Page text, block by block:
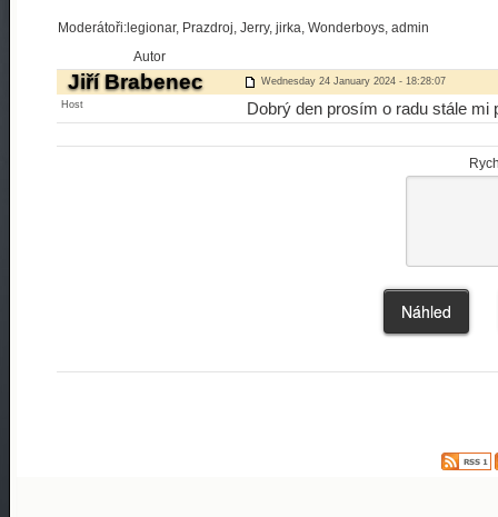
Moderátoři:legionar, Prazdroj, Jerry, jirka, Wonderboys, admin
Autor
Jiří Brabenec Wednesday 24 January 2024 - 18:28:07
Host Dobrý den prosím o radu stále mi